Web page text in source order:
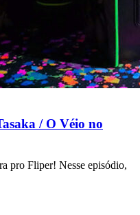
/ O Véio no
pro Fliper! Nesse episódio,